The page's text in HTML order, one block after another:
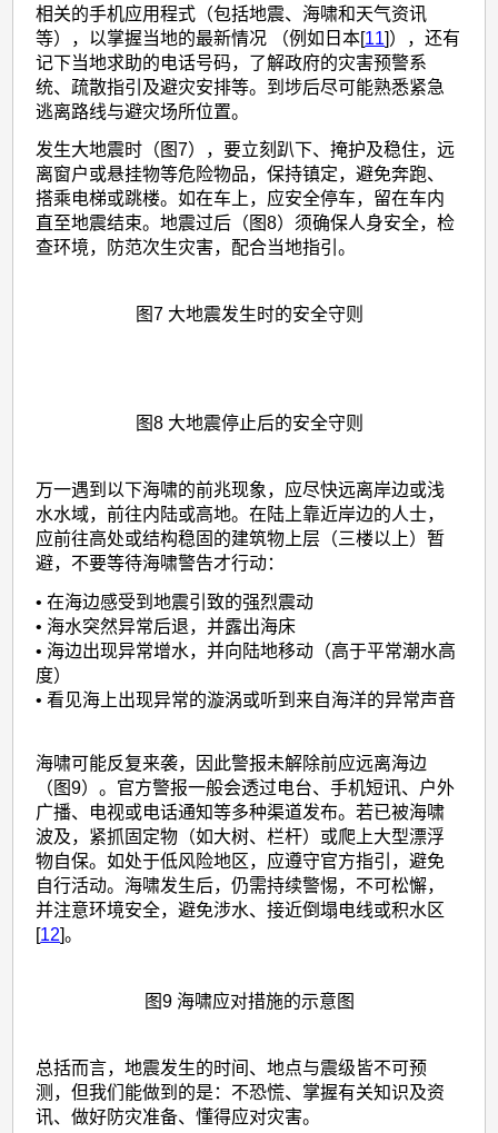
相关的手机应用程式（包括地震、海啸和天气资讯
等），以掌握当地的最新情况 （例如日本[11]），还有
记下当地求助的电话号码，了解政府的灾害预警系
统、疏散指引及避灾安排等。到埗后尽可能熟悉紧急
逃离路线与避灾场所位置。
发生大地震时（图7），要立刻趴下、掩护及稳住，远
离窗户或悬挂物等危险物品，保持镇定，避免奔跑、
搭乘电梯或跳楼。如在车上，应安全停车，留在车内
直至地震结束。地震过后（图8）须确保人身安全，检
查环境，防范次生灾害，配合当地指引。
图7 大地震发生时的安全守则
图8 大地震停止后的安全守则
万一遇到以下海啸的前兆现象，应尽快远离岸边或浅
水水域，前往内陆或高地。在陆上靠近岸边的人士，
应前往高处或结构稳固的建筑物上层（三楼以上）暂
避，不要等待海啸警告才行动：
• 在海边感受到地震引致的强烈震动
• 海水突然异常后退，并露出海床
• 海边出现异常增水，并向陆地移动（高于平常潮水高
度）
• 看见海上出现异常的漩涡或听到来自海洋的异常声音
海啸可能反复来袭，因此警报未解除前应远离海边
（图9）。官方警报一般会透过电台、手机短讯、户外
广播、电视或电话通知等多种渠道发布。若已被海啸
波及，紧抓固定物（如大树、栏杆）或爬上大型漂浮
物自保。如处于低风险地区，应遵守官方指引，避免
自行活动。海啸发生后，仍需持续警惕，不可松懈，
并注意环境安全，避免涉水、接近倒塌电线或积水区
[12]。
图9 海啸应对措施的示意图
总括而言，地震发生的时间、地点与震级皆不可预
测，但我们能做到的是：不恐慌、掌握有关知识及资
讯、做好防灾准备、懂得应对灾害。